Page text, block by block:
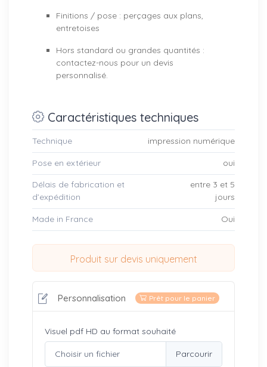
Finitions / pose : perçages aux plans,
entretoises
Hors standard ou grandes quantités :
contactez-nous pour un devis
personnalisé.
Caractéristiques techniques
Technique impression numérique
Pose en extérieur oui
Délais de fabrication et
d’expédition
entre 3 et 5
jours
Made in France Oui
Produit sur devis uniquement
Personnalisation Prêt pour le panier
Visuel pdf HD au format souhaité
Choisir un fichier